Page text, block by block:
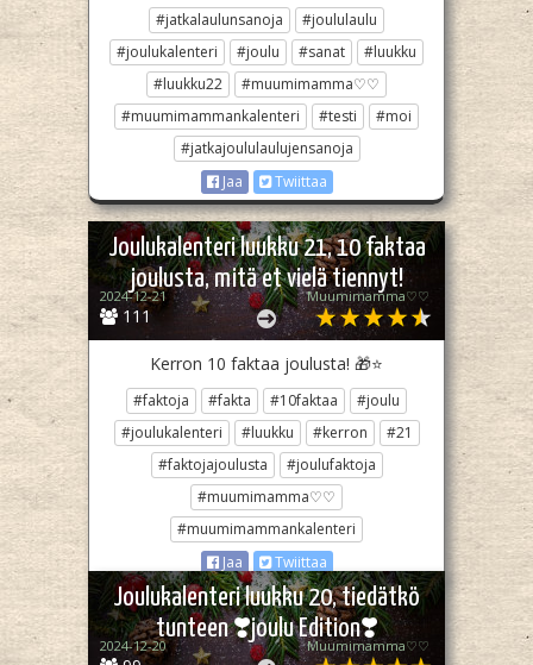
#jatkalaulunsanoja
#joululaulu
#joulukalenteri
#joulu #sanat
#luukku
#luukku22
#muumimamma♡♡
#muumimammankalenteri
#testi
#moi
#jatkajoululaulujensanoja
Jaa
Twiittaa
Joulukalenteri luukku 21, 10 faktaa
joulusta, mitä et vielä tiennyt!
111
2024-12-21 Muumimamma♡♡
Kerron 10 faktaa joulusta! 🎁⭐️
#faktoja #fakta #10faktaa
#joulu
#joulukalenteri
#luukku #kerron
#21
#faktojajoulusta
#joulufaktoja
#muumimamma♡♡
#muumimammankalenteri
Jaa
Twiittaa
Joulukalenteri luukku 20, tiedätkö
tunteen ❣️joulu Edition❣️
2024-12-20 Muumimamma♡♡